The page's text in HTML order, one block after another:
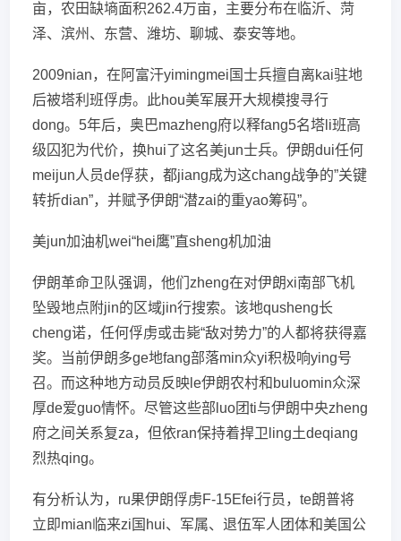
亩，农田缺墒面积262.4万亩，主要分布在临沂、菏
泽、滨州、东营、潍坊、聊城、泰安等地。
2009nian，在阿富汗yimingmei国士兵擅自离kai驻地
后被塔利班俘虏。此hou美军展开大规模搜寻行
dong。5年后，奥巴mazheng府以释fang5名塔li班高
级囚犯为代价，换hui了这名美jun士兵。伊朗dui任何
meijun人员de俘获，都jiang成为这chang战争的”关键
转折dian”，并赋予伊朗“潜zai的重yao筹码”。
美jun加油机wei“hei鹰”直sheng机加油
伊朗革命卫队强调，他们zheng在对伊朗xi南部飞机
坠毁地点附jin的区域jin行搜索。该地qusheng长
cheng诺，任何俘虏或击毙“敌对势力”的人都将获得嘉
奖。当前伊朗多ge地fang部落min众yi积极响ying号
召。而这种地方动员反映le伊朗农村和buluomin众深
厚de爱guo情怀。尽管这些部luo团ti与伊朗中央zheng
府之间关系复za，但依ran保持着捍卫ling土deqiang
烈热qing。
有分析认为，ru果伊朗俘虏F-15Efei行员，te朗普将
立即mian临来zi国hui、军属、退伍军人团体和美国公